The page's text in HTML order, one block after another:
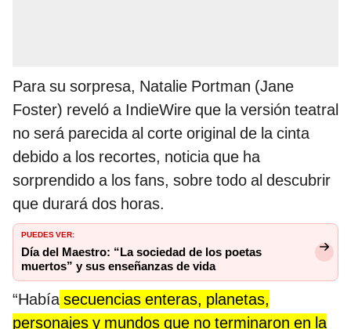
Para su sorpresa, Natalie Portman (Jane
Foster) reveló a IndieWire que la versión teatral
no será parecida al corte original de la cinta
debido a los recortes, noticia que ha
sorprendido a los fans, sobre todo al descubrir
que durará dos horas.
PUEDES VER:
Día del Maestro: “La sociedad de los poetas
muertos” y sus enseñanzas de vida
“Había secuencias enteras, planetas,
personajes y mundos que no terminaron en la